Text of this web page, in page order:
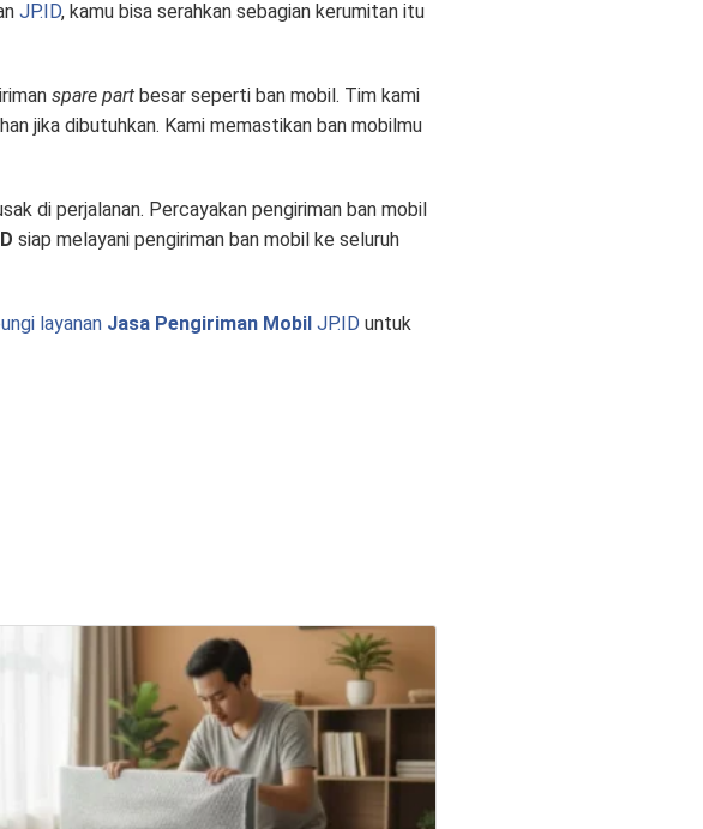
JP.ID, kamu bisa serahkan sebagian kerumitan itu
spare part besar seperti ban mobil. Tim kami
jika dibutuhkan. Kami memastikan ban mobilmu
di perjalanan. Percayakan pengiriman ban mobil
siap melayani pengiriman ban mobil ke seluruh
layanan Jasa Pengiriman Mobil JP.ID untuk